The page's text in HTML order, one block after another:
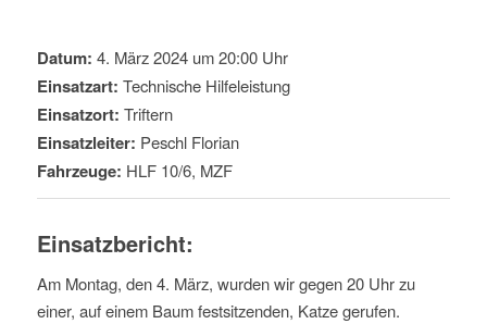
Datum: 4. März 2024 um 20:00 Uhr
Einsatzart: Technische Hilfeleistung
Einsatzort: Triftern
Einsatzleiter: Peschl Florian
Fahrzeuge: HLF 10/6, MZF
Einsatzbericht:
Am Montag, den 4. März, wurden wir gegen 20 Uhr zu
einer, auf einem Baum festsitzenden, Katze gerufen.